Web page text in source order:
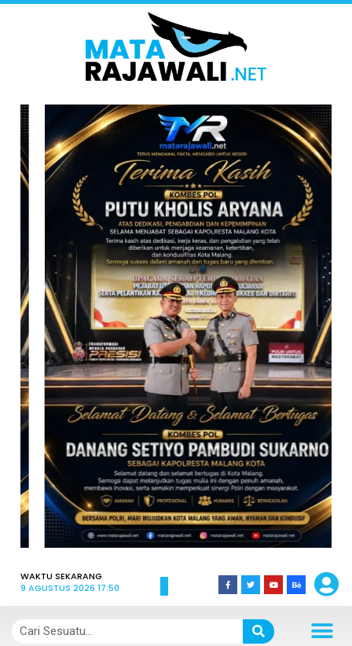
WAKTU SEKARANG
9 AGUSTUS 2026 17:50